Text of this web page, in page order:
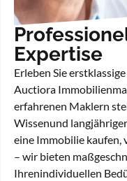
Expertise
Erleben Sie
Auctiora
erfahrenen Maklern
Wissenund
eine Immobilie kaufen,
– wir bieten
Ihrenindividuellen